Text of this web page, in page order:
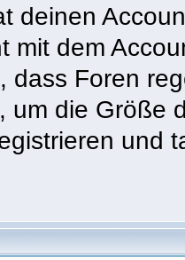
deinen
mit dem
dass Foren
um die Größe
und